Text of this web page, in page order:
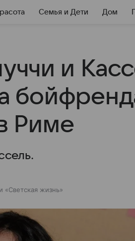
Семья и Дети Дом
и
Риме
«Светская жизнь»